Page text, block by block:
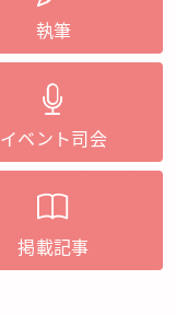
執筆
イベント司会
掲載記事